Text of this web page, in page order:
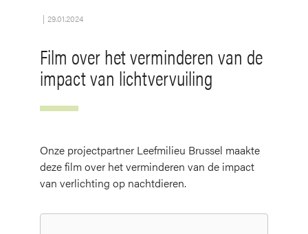
| 29.01.2024
Film over het verminderen van de
impact van lichtvervuiling
Onze projectpartner Leefmilieu Brussel maakte
deze film over het verminderen van de impact
van verlichting op nachtdieren.